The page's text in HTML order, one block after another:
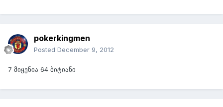
pokerkingmen
Posted December 9, 2012
7 მიყენია 64 ბიტიანი